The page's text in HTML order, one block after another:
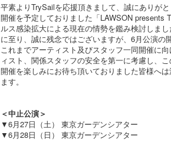
平素よりTrySailを応援頂きまして、誠にありがと
開催を予定しておりました「LAWSON presents
ルス感染拡大による現在の情勢を鑑み検討しま
に至り、誠に残念ではございますが、6月公演の
これまでアーティスト及びスタッフ一同開催に
ィスト、関係スタッフの安全を第一に考慮し、
開催を楽しみにお待ち頂いておりました皆様へ
ます。
＜中止公演＞
▼6月27日（土） 東京ガーデンシアター
▼6月28日（日） 東京ガーデンシアター